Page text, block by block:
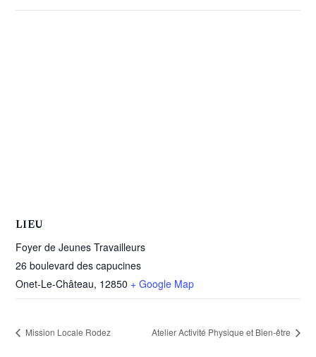
LIEU
Foyer de Jeunes Travailleurs
26 boulevard des capucines
Onet-Le-Château, 12850 + Google Map
Mission Locale Rodez Atelier Activité Physique et Bien-être